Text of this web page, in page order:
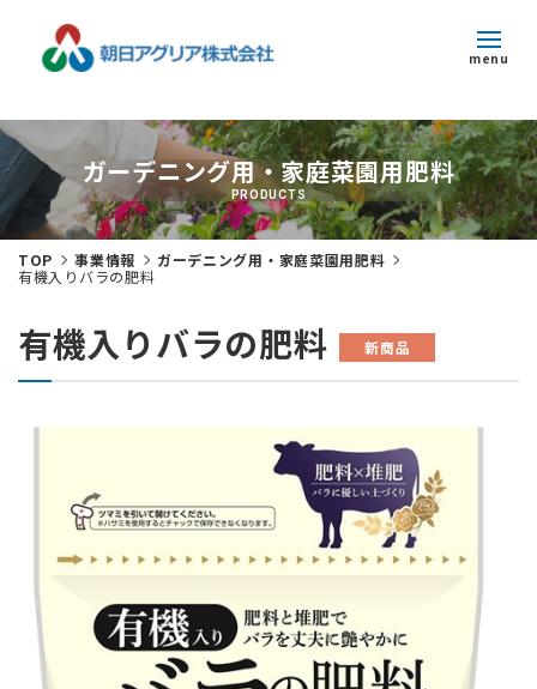
トピックス
企業情報
事業紹介
採用情報
ホームページ 朝日工業株式会社
JP
menu
ガーデニング用・家庭菜園用肥料
PRODUCTS
TOP 事業情報
ガーデニング用・家庭菜園用肥料
有機入りバラの肥料
有機入りバラの肥料 新商品